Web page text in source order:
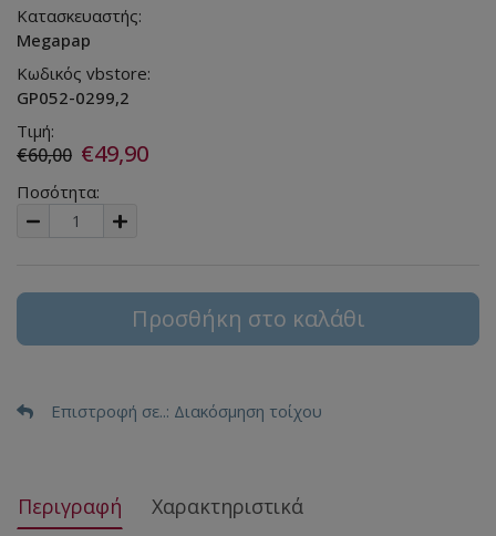
Κατασκευαστής:
Megapap
Κωδικός vbstore:
GP052-0299,2
Τιμή:
€60,00 €49,90
Ποσότητα:
Προσθήκη στο καλάθι
Επιστροφή σε..: Διακόσμηση τοίχου
Περιγραφή
Χαρακτηριστικά